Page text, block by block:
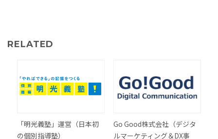
RELATED
「明光義塾」運営（日本初
の個別指導塾）
Go Good株式会社（デジタ
ルマーケティング＆DX事